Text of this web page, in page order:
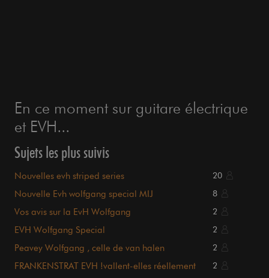
En ce moment sur guitare électrique
et EVH...
Sujets les plus suivis
Nouvelles evh striped series 20
Nouvelle Evh wolfgang special MIJ 8
Vos avis sur la EvH Wolfgang 2
EVH Wolfgang Special 2
Peavey Wolfgang , celle de van halen 2
FRANKENSTRAT EVH !vallent-elles réellement
2